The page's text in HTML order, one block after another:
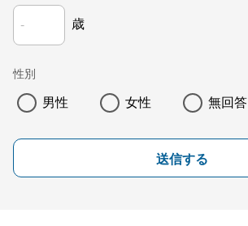
歳
性別
男性 女性 無回答
送信する